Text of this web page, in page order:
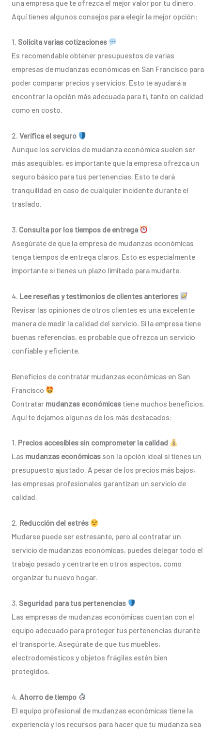
una empresa que te ofrezca el mejor valor por tu dinero.
Aquí tienes algunos consejos para elegir la mejor opción:
1. Solicita varias cotizaciones
Es recomendable obtener presupuestos de varias
empresas de mudanzas económicas en San Francisco para
poder comparar precios y servicios. Esto te ayudará a
encontrar la opción más adecuada para ti, tanto en calidad
como en costo.
2. Verifica el seguro
Aunque los servicios de mudanza económica suelen ser
más asequibles, es importante que la empresa ofrezca un
seguro básico para tus pertenencias. Esto te dará
tranquilidad en caso de cualquier incidente durante el
traslado.
3. Consulta por los tiempos de entrega
Asegúrate de que la empresa de mudanzas económicas
tenga tiempos de entrega claros. Esto es especialmente
importante si tienes un plazo limitado para mudarte.
4. Lee reseñas y testimonios de clientes anteriores
Revisar las opiniones de otros clientes es una excelente
manera de medir la calidad del servicio. Si la empresa tiene
buenas referencias, es probable que ofrezca un servicio
confiable y eficiente.
Beneficios de contratar mudanzas económicas en San
Francisco
Contratar mudanzas económicas tiene muchos beneficios.
Aquí te dejamos algunos de los más destacados:
1. Precios accesibles sin comprometer la calidad
Las mudanzas económicasson la opción ideal si tienes un
presupuesto ajustado. A pesar de los precios más bajos,
las empresas profesionales garantizan un servicio de
calidad.
2. Reducción del estrés
Mudarse puede ser estresante, pero al contratar un
servicio de mudanzas económicas, puedes delegar todo el
trabajo pesado y centrarte en otros aspectos, como
organizar tu nuevo hogar.
3. Seguridad para tus pertenencias
Las empresas de mudanzas económicas cuentan con el
equipo adecuado para proteger tus pertenencias durante
el transporte. Asegúrate de que tus muebles,
electrodomésticos y objetos frágiles estén bien
protegidos.
4. Ahorro de tiempo
El equipo profesional de mudanzas económicas tiene la
experiencia y los recursos para hacer que tu mudanza sea